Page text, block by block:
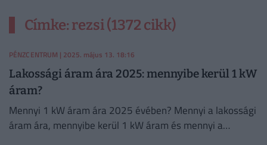
Címke: rezsi (1372 cikk)
PÉNZCENTRUM | 2025. május 13. 18:16
Lakossági áram ára 2025: mennyibe kerül 1 kW
áram?
Mennyi 1 kW áram ára 2025 évében? Mennyi a lakossági
áram ára, mennyibe kerül 1 kW áram és mennyi a